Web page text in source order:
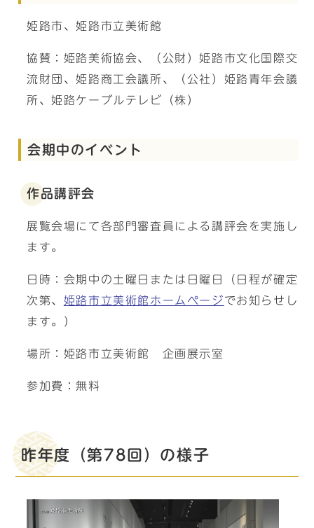
姫路市、姫路市立美術館
協賛：姫路美術協会、（公財）姫路市文化国際交
流財団、姫路商工会議所、（公社）姫路青年会議
所、姫路ケーブルテレビ（株）
会期中のイベント
作品講評会
展覧会場にて各部門審査員による講評会を実施し
ます。
日時：会期中の土曜日または日曜日（日程が確定
次第、 姫路市立美術館ホームページでお知らせし
ます。）
場所：姫路市立美術館 企画展示室
参加費：無料
昨年度（第78回）の様子